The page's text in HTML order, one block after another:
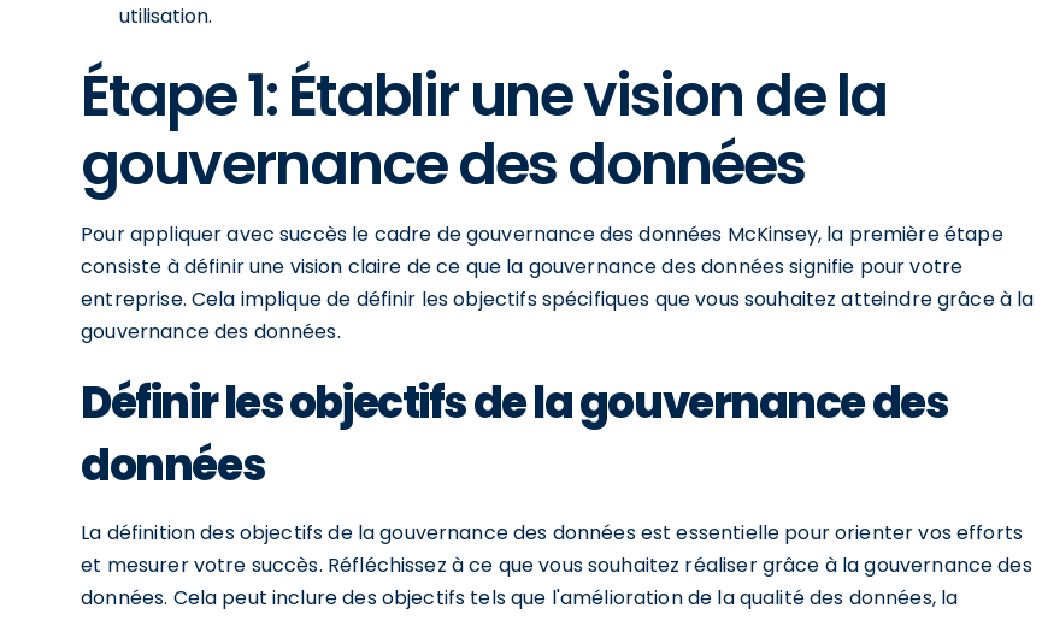
utilisation.
Étape 1: Établir une vision de la
gouvernance des données
Pour appliquer avec succès le cadre de gouvernance des données McKinsey, la première étape
consiste à définir une vision claire de ce que la gouvernance des données signifie pour votre
entreprise. Cela implique de définir les objectifs spécifiques que vous souhaitez atteindre grâce à la
gouvernance des données.
Définir les objectifs de la gouvernance des
données
La définition des objectifs de la gouvernance des données est essentielle pour orienter vos efforts
et mesurer votre succès. Réfléchissez à ce que vous souhaitez réaliser grâce à la gouvernance des
données. Cela peut inclure des objectifs tels que l'amélioration de la qualité des données, la